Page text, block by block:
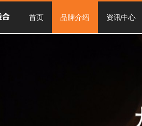
首页 品牌介绍 资讯中心